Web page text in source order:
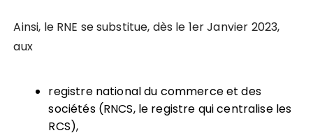
Ainsi, le RNE se substitue, dès le 1er Janvier 2023,
aux
registre national du commerce et des
sociétés (RNCS, le registre qui centralise les
RCS),